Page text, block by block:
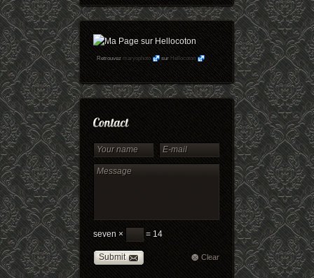
Retrouvezmaryophoto surHellocoton
seven × = 14
Submit Clear